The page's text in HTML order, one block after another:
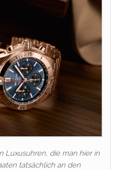
Luxusuhren, die man hier in
tatsächlich an den